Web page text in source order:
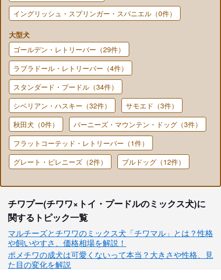
イングリッシュ・スプリンガー・スパニエル（0件）
大型犬
ゴールデン・レトリーバー（29件）
ラブラドール・レトリーバー（4件）
スタンダード・プードル（34件）
シベリアン・ハスキー（32件）
サモエド（3件）
秋田犬（0件）
バーニーズ・マウンテン・ドッグ（3件）
フラットコーテッド・レトリーバー（1件）
グレート・ピレニーズ（2件）
ブルドッグ（12件）
チワプー(チワワ×トイ・プードルのミックス犬)に
関するトピック一覧
マルチーズとチワワのミックス犬「チワマル」とは？性格
や飼いやすさ、価格相場を解説！
ポメチワの成犬は可愛くないって本当？大きさや性格、見
た目の変化を解説